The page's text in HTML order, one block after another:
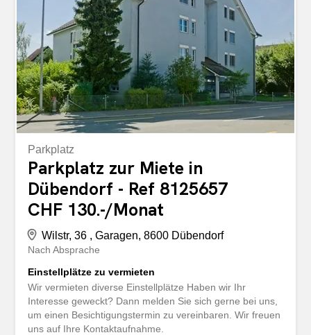
Parkplatz
Parkplatz zur Miete in
Dübendorf - Ref 8125657
CHF 130.-/Monat
Wilstr, 36 , Garagen, 8600 Dübendorf
Nach Absprache
Einstellplätze zu vermieten
Wir vermieten diverse Einstellplätze Haben wir Ihr
Interesse geweckt? Dann melden Sie sich gerne bei uns,
um einen Besichtigungstermin zu vereinbaren. Wir freuen
uns auf Ihre Kontaktaufnahme.